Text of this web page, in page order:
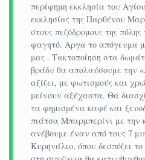
Καρναβάλι Βενετίας 4
Τελική τιμή
Καρναβάλι Βενετίας
Καρναβάλι της
χάνεται στα βάθη των
αντλούνται από τα
ελληνικές διονυσιακές
άδικα ένα από τα
κόσμου… Μια από τις πιο
περίφημη εκκλησία του
εκκλησίας της Παρθένου
στους πεζόδρομους της
φαγητό. Αργα το απόγευμα
μας . Τακτοποίηση στα
βράδυ θα απολαύσουμε την
αξίζει, με φωτισμούς και
μείνουν αξέχαστα. Θα
τα φημισμένα καφέ και
πιάτσα Μπαρμπερίνι με την
ανέβουμε έναν από τους 7
Κυρηνάλιο, όπου δεσπόζει